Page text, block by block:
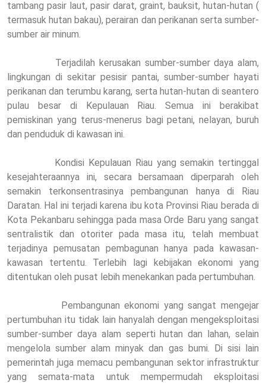
tambang pasir laut, pasir darat, graint, bauksit, hutan-hutan (
termasuk hutan bakau), perairan dan perikanan serta sumber-
sumber air minum.
Terjadilah kerusakan sumber-sumber daya alam,
lingkungan di sekitar pesisir pantai, sumber-sumber hayati
perikanan dan terumbu karang, serta hutan-hutan di seantero
pulau besar di Kepulauan Riau. Semua ini berakibat
pemiskinan yang terus-menerus bagi petani, nelayan, buruh
dan penduduk di kawasan ini.
Kondisi Kepulauan Riau yang semakin tertinggal
kesejahteraannya ini, secara bersamaan diperparah oleh
semakin terkonsentrasinya pembangunan hanya di Riau
Daratan. Hal ini terjadi karena ibu kota Provinsi Riau berada di
Kota Pekanbaru sehingga pada masa Orde Baru yang sangat
sentralistik dan otoriter pada masa itu, telah membuat
terjadinya pemusatan pembagunan hanya pada kawasan-
kawasan tertentu. Terlebih lagi kebijakan ekonomi yang
ditentukan oleh pusat lebih menekankan pada pertumbuhan.
Pembangunan ekonomi yang sangat mengejar
pertumbuhan itu tidak lain hanyalah dengan mengeksploitasi
sumber-sumber daya alam seperti hutan dan lahan, selain
mengelola sumber alam minyak dan gas bumi. Di sisi lain
pemerintah juga memacu pembangunan sektor infrastruktur
yang semata-mata untuk mempermudah eksploitasi